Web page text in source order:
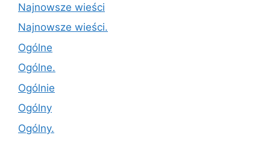
Najnowsze wieści
Najnowsze wieści.
Ogólne
Ogólne.
Ogólnie
Ogólny
Ogólny.